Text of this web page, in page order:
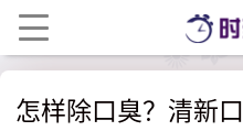
怎样除口臭？清新